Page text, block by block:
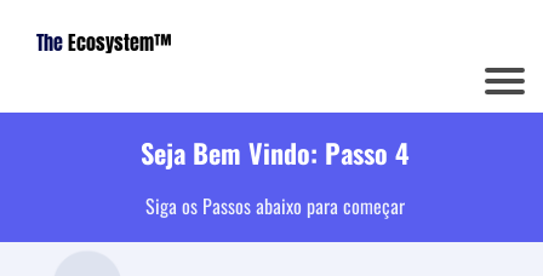
TheEcosystem™
Seja Bem Vindo: Passo 4
Siga os Passos abaixo para começar